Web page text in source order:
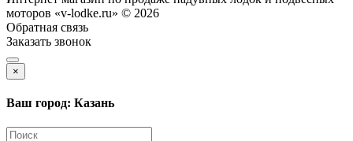
моторов «v-lodke.ru» © 2026
Обратная связь
Заказать звонок
×
Ваш город: Казань